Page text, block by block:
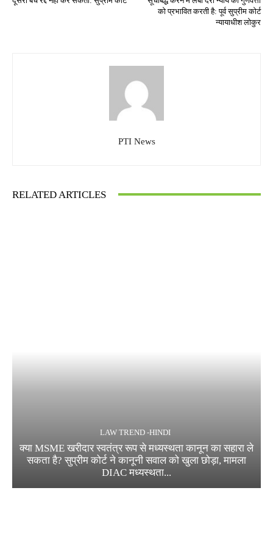
को प्रभावित करती है: पूर्व सुप्रीम कोर्ट
न्यायाधीश लोकुर
PTI News
RELATED ARTICLES
LAW TREND -HINDI
क्या MSME खरीदार स्वतंत्र रूप से मध्यस्थता कानून का सहारा ले
सकता है? सुप्रीम कोर्ट ने कानूनी सवाल को खुला छोड़ा, मामला
DIAC मध्यस्थता...